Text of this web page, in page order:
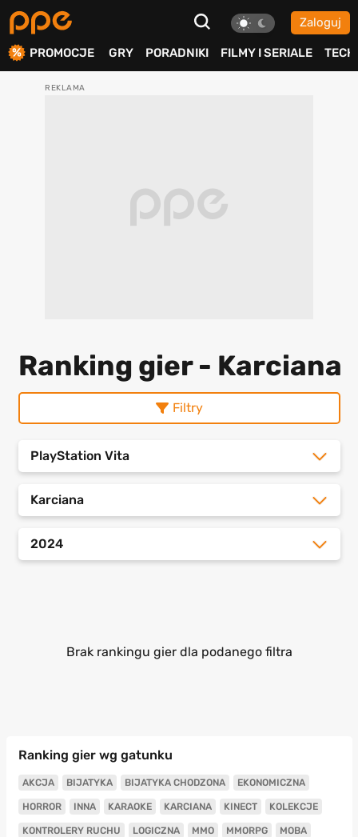
Zaloguj
PROMOCJE GRY PORADNIKI FILMY I SERIALE TECH
Ranking gier - Karciana
Filtry
PlayStation Vita
Karciana
2024
Brak rankingu gier dla podanego filtra
Ranking gier wg gatunku
AKCJA BIJATYKA BIJATYKA CHODZONA EKONOMICZNA
HORROR INNA KARAOKE KARCIANA KINECT KOLEKCJE
KONTROLERY RUCHU LOGICZNA MMO MMORPG MOBA